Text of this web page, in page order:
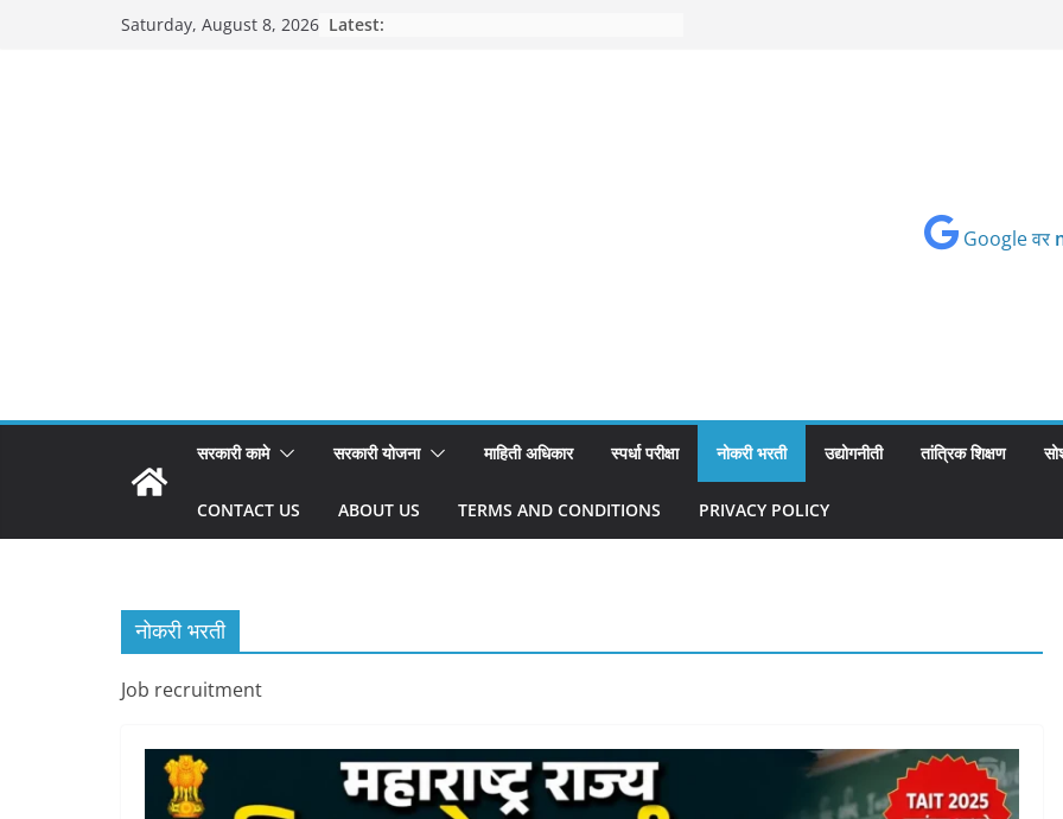
Saturday, August 8, 2026 Latest:
Google वर
सरकारी कामे सरकारी योजना माहिती अधिकार स्पर्धा परीक्षा नोकरी भरती उद्योगनीती तांत्रिक शिक्षण
CONTACT US ABOUT US TERMS AND CONDITIONS PRIVACY POLICY
नोकरी भरती
Job recruitment